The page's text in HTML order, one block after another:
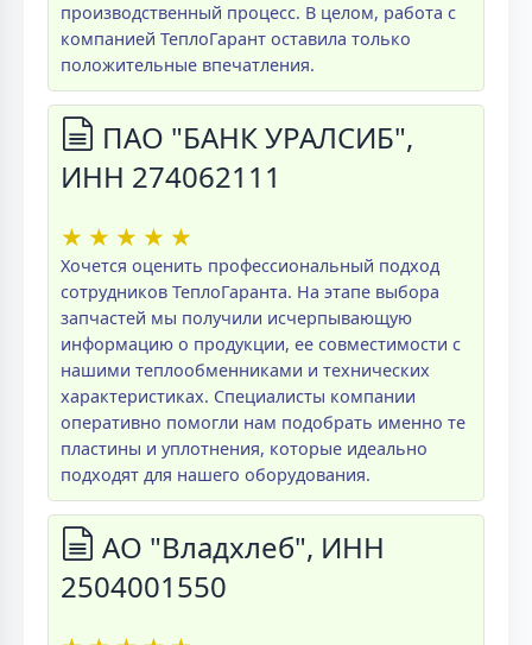
производственный процесс. В целом, работа с
компанией ТеплоГарант оставила только
положительные впечатления.
ПАО "БАНК УРАЛСИБ",
ИНН 274062111
★ ★ ★ ★ ★
Хочется оценить профессиональный подход
сотрудников ТеплоГаранта. На этапе выбора
запчастей мы получили исчерпывающую
информацию о продукции, ее совместимости с
нашими теплообменниками и технических
характеристиках. Специалисты компании
оперативно помогли нам подобрать именно те
пластины и уплотнения, которые идеально
подходят для нашего оборудования.
АО "Владхлеб", ИНН
2504001550